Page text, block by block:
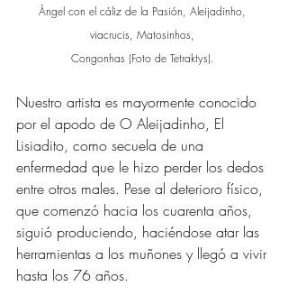
Ángel con el cáliz de la Pasión, Aleijadinho,
viacrucis, Matosinhos,
Congonhas (Foto de Tetraktys).
Nuestro artista es mayormente conocido
por el apodo de O Aleijadinho, El
Lisiadito, como secuela de una
enfermedad que le hizo perder los dedos
entre otros males. Pese al deterioro físico,
que comenzó hacia los cuarenta años,
siguió produciendo, haciéndose atar las
herramientas a los muñones y llegó a vivir
hasta los 76 años.